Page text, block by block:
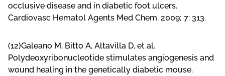
occlusive disease and in diabetic foot ulcers.
Cardiovasc Hematol Agents Med Chem. 2009; 7: 313.
(12)Galeano M, Bitto A, Altavilla D, et al.
Polydeoxyribonucleotide stimulates angiogenesis and
wound healing in the genetically diabetic mouse.